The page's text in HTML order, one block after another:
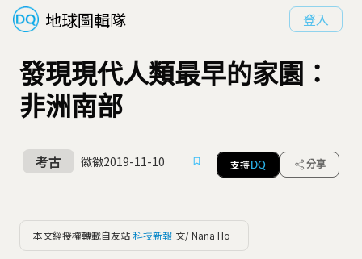
地球圖輯隊 登入
發現現代人類最早的家園：
非洲南部
考古 徽徽2019-11-10 支持 DQ 分享
本文經授權轉載自友站 科技新報 文/ Nana Ho